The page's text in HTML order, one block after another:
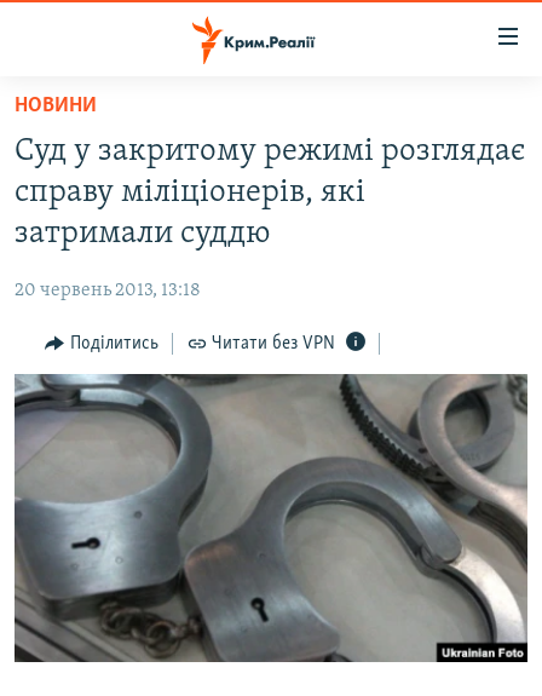
Перейти
основного
матеріалу
Перейти
до
основної
навігації
Перейти
до
пошуку
ВОДА.КРИМ
ВІДЕО ТА ФОТО
БЛОГИ
ПОГЛЯД
ІНТЕРВ'Ю
ВСЕ ЗА ДЕНЬ
СПЕЦПРОЕКТИ
ВІДЕОУРОКИ «ELIFBE»
СВІДЧЕННЯ ОКУПАЦІЇ
УКРАЇНСЬКА ПРОБЛЕМА КРИМУ
ЯК ОБІЙТИ БЛОКУВАННЯ
Русский
Qırımtatar
НОВИНИ
Суд у закритому режимі розглядає
справу міліціонерів, які
затримали суддю
20 червень 2013, 13:18
Поділитись Читати без VPN